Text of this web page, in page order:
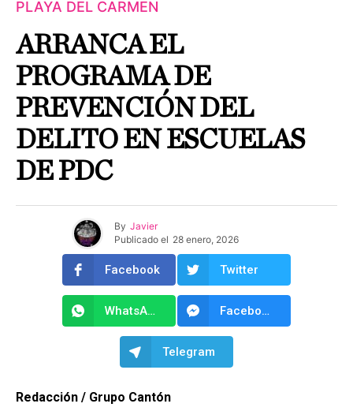
PLAYA DEL CARMEN
ARRANCA EL
PROGRAMA DE
PREVENCIÓN DEL
DELITO EN ESCUELAS
DE PDC
By Javier
Publicado el 28 enero, 2026
Facebook Twitter
WhatsApp Facebook Messenger
Telegram
Redacción / Grupo Cantón